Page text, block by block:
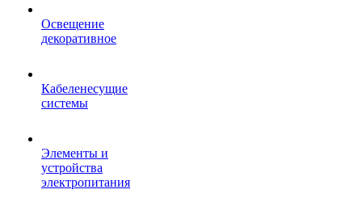
Освещение
декоративное
Кабеленесущие
системы
Элементы и
устройства
электропитания